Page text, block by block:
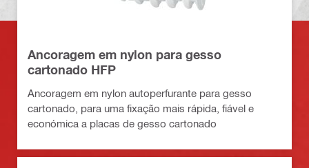
Ancoragem em nylon para gesso
cartonado HFP
Ancoragem em nylon autoperfurante para gesso
cartonado, para uma fixação mais rápida, fiável e
económica a placas de gesso cartonado